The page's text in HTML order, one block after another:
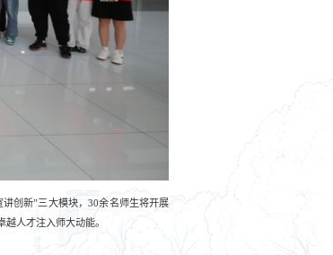
讲创新”三大模块，30余名师生将开展
人才注入师大动能。